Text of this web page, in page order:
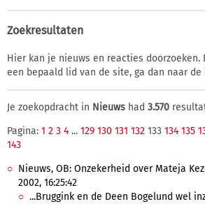
Zoekresultaten
Hier kan je nieuws en reacties doorzoeken.
een bepaald lid van de site, ga dan naar de
Je zoekopdracht in Nieuws had 3.570
Pagina: 1 2 3 4 ... 129 130 131 132 133 134 135
143
Nieuws, OB: Onzekerheid over Mateja
2002, 16:25:42
...Bruggink en de Deen Bogelund wel